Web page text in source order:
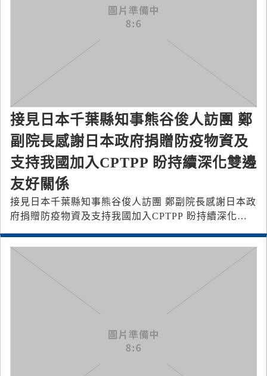
接見日本千葉縣知事熊谷俊人訪團 鄭
副院長感謝日本政府捐贈防疫物資及
支持我國加入CPTPP 盼持續深化雙邊
友好關係
接見日本千葉縣知事熊谷俊人訪團 鄭副院長感謝日本政
府捐贈防疫物資及支持我國加入CPTPP 盼持續深化雙
邊友好關係